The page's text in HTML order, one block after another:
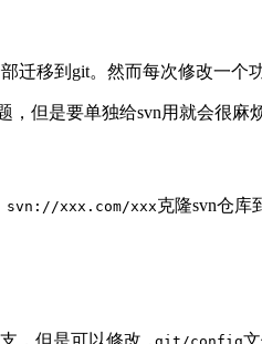
迁移到git。然而每次修改一个
，但是要单独给svn用就会很麻
xxx.com/xxx克隆svn仓库
，但是可以修改